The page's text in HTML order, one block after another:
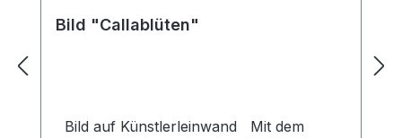
Bild "Callablüten"
Bild auf Künstlerleinwand Mit dem